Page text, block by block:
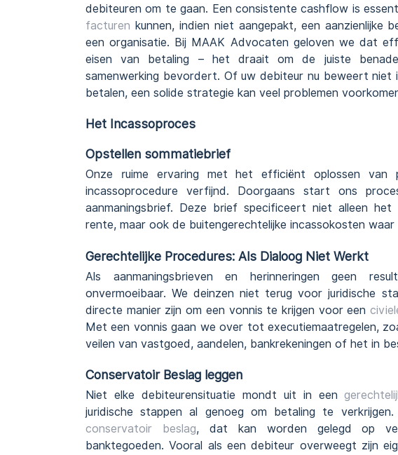
debiteuren om te gaan. Een consistente cashflow is
facturen kunnen, indien niet aangepakt, een aanzienlijke
een organisatie. Bij MAAK Advocaten geloven we dat
eisen van betaling – het draait om de juiste
samenwerking bevordert. Of uw debiteur nu beweert
betalen, een solide strategie kan veel problemen
Het Incassoproces
Opstellen sommatiebrief
Onze ruime ervaring met het efficiënt oplossen van
incassoprocedure verfijnd. Doorgaans start ons
aanmaningsbrief. Deze brief specificeert niet alleen
rente, maar ook de buitengerechtelijke incassokosten
Gerechtelijke Procedures: Als Dialoog Niet Werkt
Als aanmaningsbrieven en herinneringen geen
onvermoeibaar. We deinzen niet terug voor juridische
directe manier zijn om een vonnis te krijgen voor een
Met een vonnis gaan we over tot executiemaatregelen,
veilen van vastgoed, aandelen, bankrekeningen of het in
Conservatoir Beslag leggen
Niet elke debiteurensituatie mondt uit in een
juridische stappen al genoeg om betaling te
conservatoir beslag, dat kan worden gelegd op
banktegoeden. Vooral als een debiteur overweegt zijn